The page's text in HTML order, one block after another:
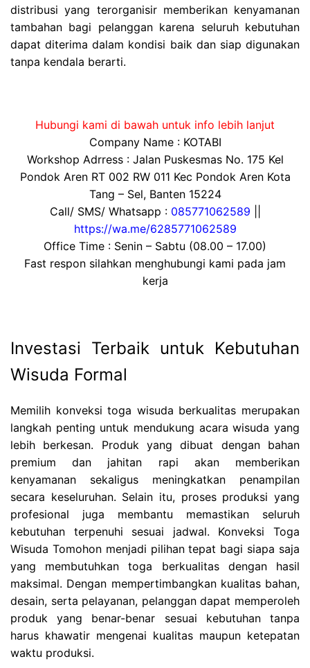
distribusi yang terorganisir memberikan kenyamanan
tambahan bagi pelanggan karena seluruh kebutuhan
dapat diterima dalam kondisi baik dan siap digunakan
tanpa kendala berarti.
Hubungi kami di bawah untuk info lebih lanjut
Company Name : KOTABI
Workshop Adrress : Jalan Puskesmas No. 175 Kel
Pondok Aren RT 002 RW 011 Kec Pondok Aren Kota
Tang – Sel, Banten 15224
Call/ SMS/ Whatsapp : 085771062589
https://wa.me/6285771062589
Office Time : Senin – Sabtu (08.00 – 17.00)
Fast respon silahkan menghubungi kami pada jam
kerja
Investasi Terbaik untuk Kebutuhan
Wisuda Formal
Memilih konveksi toga wisuda berkualitas merupakan
langkah penting untuk mendukung acara wisuda yang
lebih berkesan. Produk yang dibuat dengan bahan
premium dan jahitan rapi akan memberikan
kenyamanan sekaligus meningkatkan penampilan
secara keseluruhan. Selain itu, proses produksi yang
profesional juga membantu memastikan seluruh
kebutuhan terpenuhi sesuai jadwal. Konveksi Toga
Wisuda Tomohon menjadi pilihan tepat bagi siapa saja
yang membutuhkan toga berkualitas dengan hasil
maksimal. Dengan mempertimbangkan kualitas bahan,
desain, serta pelayanan, pelanggan dapat memperoleh
produk yang benar-benar sesuai kebutuhan tanpa
harus khawatir mengenai kualitas maupun ketepatan
waktu produksi.